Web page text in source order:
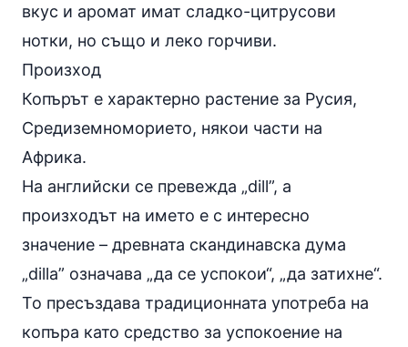
вкус и аромат имат сладко-цитрусови
нотки, но също и леко горчиви.
Произход
Копърът е характерно растение за Русия,
Средиземноморието, някои части на
Африка.
На английски се превежда „dill”, а
произходът на името е с интересно
значение – древната скандинавска дума
„dilla” означава „да се успокои“, „да затихне“.
То пресъздава традиционната употреба на
копъра като средство за успокоение на